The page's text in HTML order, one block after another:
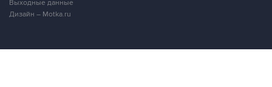
Выходные данные
Дизайн – Motka.ru